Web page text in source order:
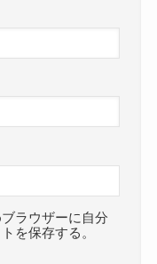
ラウザーに自分
を保存する。